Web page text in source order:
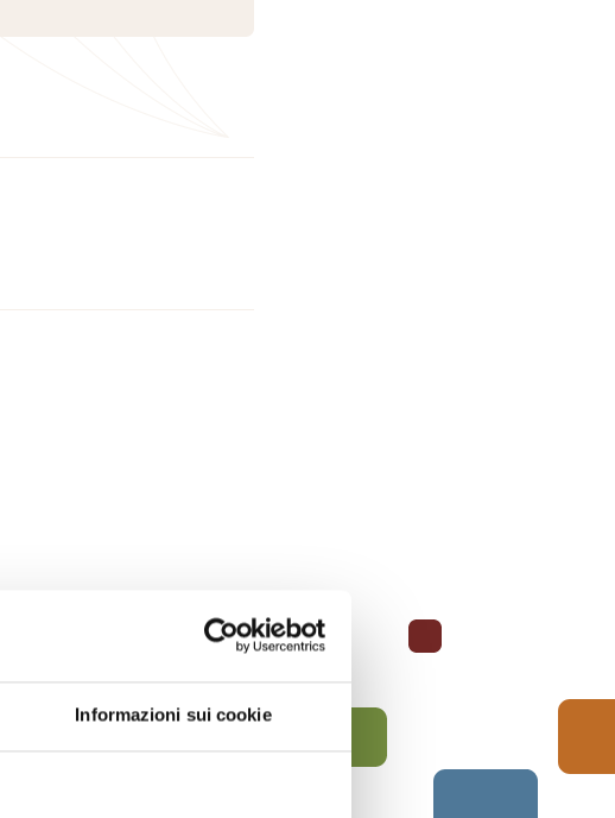
Informazioni sui cookie